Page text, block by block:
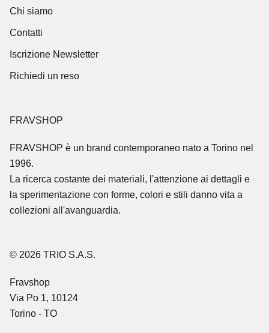
Chi siamo
Contatti
Iscrizione Newsletter
Richiedi un reso
FRAVSHOP
FRAVSHOP è un brand contemporaneo nato a Torino nel
1996.
La ricerca costante dei materiali, l'attenzione ai dettagli e
la sperimentazione con forme, colori e stili danno vita a
collezioni all'avanguardia.
© 2026 TRIO S.A.S.
Fravshop
Via Po 1, 10124
Torino - TO